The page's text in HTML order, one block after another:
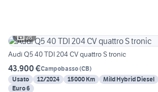
28
Audi Q5 40 TDI 204 CV quattro S tronic
43.900 €Campobasso(CB)
Usato
12/2024 15000 Km Mild Hybrid Diesel
Euro 6